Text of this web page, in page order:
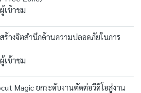
เข้าชม
ร้างจิตสำนึกด้านความปลอดภัยในการ
เข้าชม
Magic ยกระดับงานตัดต่อวีดีโอสู่งาน